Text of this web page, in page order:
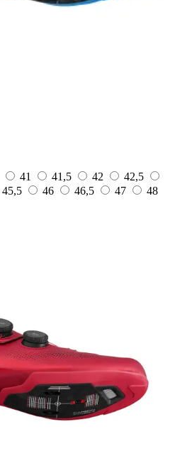
41 41,5 42
42,5
45,5 46 46,5 47
48